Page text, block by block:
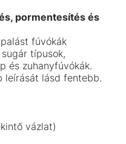
pormentesítés és
fúvókák
típusok,
és zuhanyfúvókák.
leírását lásd fentebb.
vázlat)